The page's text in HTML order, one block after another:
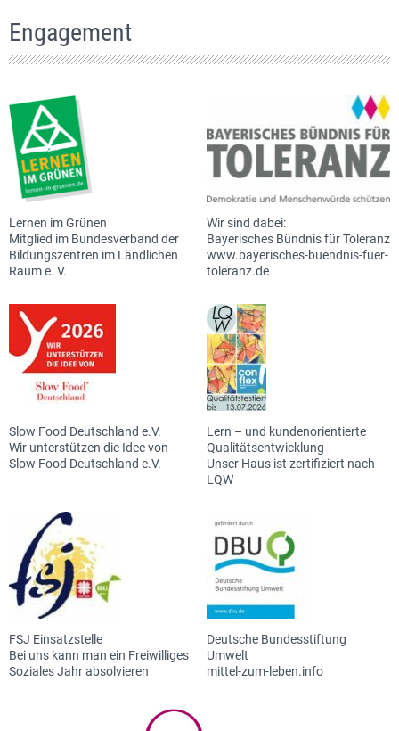
Engagement
Lernen im Grünen
Mitglied im Bundesverband der
Bildungszentren im Ländlichen
Raum e. V.
Wir sind dabei:
Bayerisches Bündnis für Toleranz
www.bayerisches-buendnis-fuer-
toleranz.de
Slow Food Deutschland e.V.
Wir unterstützen die Idee von
Slow Food Deutschland e.V.
Lern – und kundenorientierte
Qualitätsentwicklung
Unser Haus ist zertifiziert nach
LQW
FSJ Einsatzstelle
Bei uns kann man ein Freiwilliges
Soziales Jahr absolvieren
Deutsche Bundesstiftung
Umwelt
mittel-zum-leben.info